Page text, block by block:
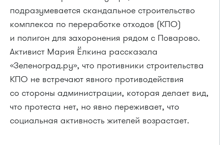
подразумевается скандальное строительство
комплекса по переработке отходов (КПО)
и полигон для захоронения рядом с Поварово.
Активист Мария Ёлкина рассказала
«Зеленоград.ру», что противники строительства
КПО не встречают явного противодействия
со стороны администрации, которая делает вид,
что протеста нет, но явно переживает, что
социальная активность жителей возрастает.